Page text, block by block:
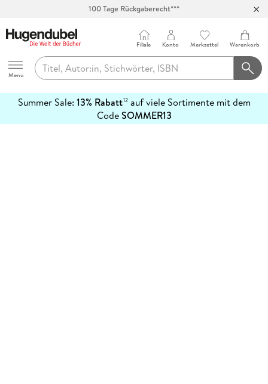
100 Tage Rückgaberecht***
Hugendubel
Menu
Filiale Konto Merkzettel Warenkorb
Summer Sale: 13% Rabatt12auf viele Sortimente mit dem
CodeSOMMER13
erfahren